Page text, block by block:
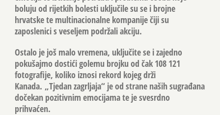
boluju od rijetkih bolesti uključile su se i brojne
hrvatske te multinacionalne kompanije čiji su
zaposlenici s veseljem podržali akciju.
Ostalo je još malo vremena, uključite se i zajedno
pokušajmo dostići golemu brojku od čak 108 121
fotografije, koliko iznosi rekord kojeg drži
Kanada. „Tjedan zagrljaja“ je od strane naših sugrađana
dočekan pozitivnim emocijama te je svesrdno
prihvaćen.